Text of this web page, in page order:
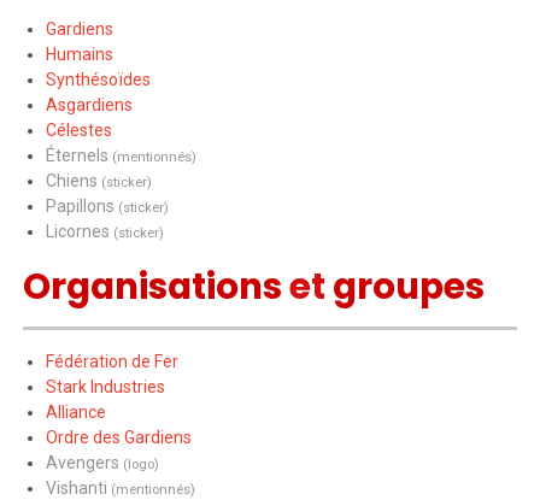
Gardiens
Humains
Synthésoïdes
Asgardiens
Célestes
Éternels (mentionnés)
Chiens (sticker)
Papillons (sticker)
Licornes (sticker)
Organisationsetgroupes
Fédération de Fer
Stark Industries
Alliance
Ordre des Gardiens
Avengers (logo)
Vishanti (mentionnés)